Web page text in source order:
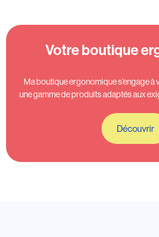
Votre boutique
Ma boutique ergonomique s’engage
une gamme de produits adaptés aux
Découvrir